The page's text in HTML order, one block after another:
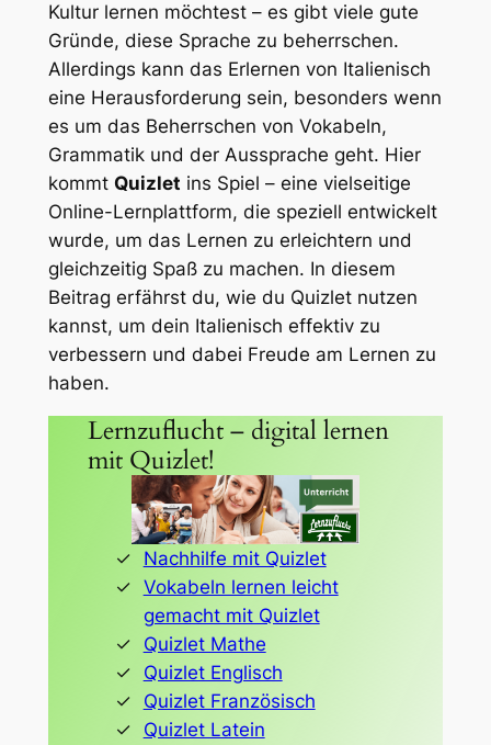
Kultur lernen möchtest – es gibt viele gute
Gründe, diese Sprache zu beherrschen.
Allerdings kann das Erlernen von Italienisch
eine Herausforderung sein, besonders wenn
es um das Beherrschen von Vokabeln,
Grammatik und der Aussprache geht. Hier
kommt Quizlet ins Spiel – eine vielseitige
Online-Lernplattform, die speziell entwickelt
wurde, um das Lernen zu erleichtern und
gleichzeitig Spaß zu machen. In diesem
Beitrag erfährst du, wie du Quizlet nutzen
kannst, um dein Italienisch effektiv zu
verbessern und dabei Freude am Lernen zu
haben.
Lernzuflucht – digital lernen
mit Quizlet!
Nachhilfe mit Quizlet
Vokabeln lernen leicht
gemacht mit Quizlet
Quizlet Mathe
Quizlet Englisch
Quizlet Französisch
Quizlet Latein